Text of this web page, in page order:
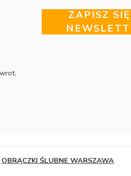
ZAPISZ
OBRĄCZKI ŚLUBNE WARSZAWA